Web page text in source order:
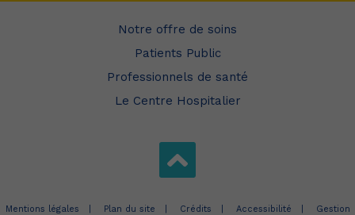
Notre offre de soins
Patients Public
Professionnels de santé
Le Centre Hospitalier
Mentions légales Plan du site Crédits Accessibilité
Gestion